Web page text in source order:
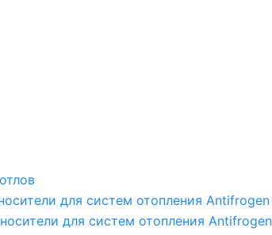
для систем отопления
для систем отопления